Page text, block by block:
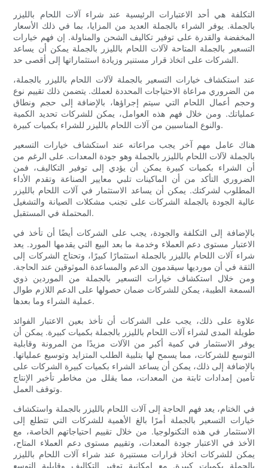
التكلفة هي أحد الاعتبارات الرئيسية عند شراء آلات اللحام بالليزر
بالجملة. يوفر الشراء بالجملة العديد من المزايا، بما في ذلك الأسعار
المخفضة والقدرة على توفير تكاليف الشحن والمناولة. إن فهم خيارات
التسعير بالجملة المتاحة لآلات اللحام بالليزر بالجملة يمكن أن يساعد
الشركات على اتخاذ قرار مستنير وزيادة استثماراتها إلى أقصى حد.
عند استكشاف خيارات التسعير بالجملة لآلات اللحام بالليزر بالجملة،
من الضروري مراعاة الاحتياجات المحددة لعملك. يتضمن ذلك تقييم نوع
وحجم أعمال اللحام التي سيتم إجراؤها، بالإضافة إلى حجم ونطاق
عملياتك. ومن خلال فهم هذه العوامل، يمكن للشركات تحديد الكمية
والنوع المناسبين من آلات اللحام بالليزر للشراء بكميات كبيرة.
هناك عامل مهم آخر يجب مراعاته عند استكشاف خيارات التسعير
بالجملة لآلات اللحام بالليزر بالجملة وهو جودة المعدات. على الرغم من
أن الشراء بكميات كبيرة يمكن أن يؤدي إلى توفير التكاليف، فمن
الضروري التأكد من أن الماكينات تلبي معايير الصناعة وتقدم الأداء
المطلوب لشركتك. يمكن أن يساعد الاستثمار في آلات اللحام بالليزر
عالية الجودة بالجملة الشركات على تجنب مشكلات الصيانة والتشغيل
المحتملة في المستقبل.
بالإضافة إلى التكلفة والجودة، يجب على الشركات أيضًا أن تأخذ في
الاعتبار مستوى دعم العملاء وخدمة ما بعد البيع التي يقدمها المورد. يعد
شراء آلات اللحام بالليزر بالجملة استثمارًا كبيرًا، وتحتاج الشركات إلى
الثقة في أن مورديها سيقدمون الدعم والمساعدة الموثوقين عند الحاجة.
ومن خلال استكشاف خيارات التسعير بالجملة من الموردين ذوي
السمعة الطيبة، يمكن للشركات ضمان حصولها على الدعم اللازم طوال
عملية الشراء وما بعدها.
علاوة على ذلك، يجب على الشركات أن تأخذ بعين الاعتبار الفوائد
طويلة المدى لشراء آلات اللحام بالليزر بالجملة بكميات كبيرة. يمكن أن
يوفر الاستثمار في كمية أكبر من الآلات مزيدًا من المرونة وقابلية
التوسع للشركات، مما يسمح لها بتلبية الطلب المتزايد وتوسيع عملياتها.
بالإضافة إلى ذلك، يمكن أن يساعد الشراء بكميات كبيرة الشركات على
تأمين إمدادات ثابتة من المعدات، مما يقلل من مخاطر تأخير الإنتاج
وتوقف العمل.
في الختام، يعد فهم الحاجة إلى آلات اللحام بالليزر بالجملة واستكشاف
خيارات التسعير بالجملة أمرًا بالغ الأهمية للشركات التي تتطلع إلى
الاستثمار في هذه التكنولوجيا. من خلال تقييم احتياجاتهم الخاصة، مع
الأخذ في الاعتبار جودة المعدات، وتقييم مستوى دعم العملاء المتاح،
يمكن للشركات اتخاذ قرارات مستنيرة عند شراء آلات اللحام بالليزر
بالجملة بكميات كبيرة. مع إمكانية توفير التكاليف وقابلية التوسع